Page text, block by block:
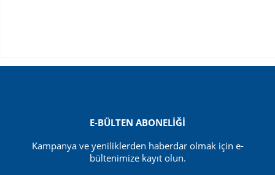
F-Gas
E-BÜLTEN ABONELİĞİ
Kampanya ve yeniliklerden haberdar olmak için e-
bültenimize kayıt olun.